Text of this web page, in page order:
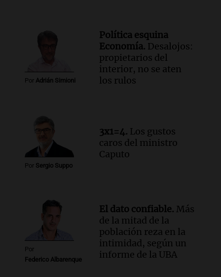
Por Adrián Simioni
Política esquina
Economía. Desalojos:
propietarios del
interior, no se aten
los rulos
Por Sergio Suppo
3x1=4. Los gustos
caros del ministro
Caputo
Por
Federico Albarenque
El dato confiable. Más
de la mitad de la
población reza en la
intimidad, según un
informe de la UBA